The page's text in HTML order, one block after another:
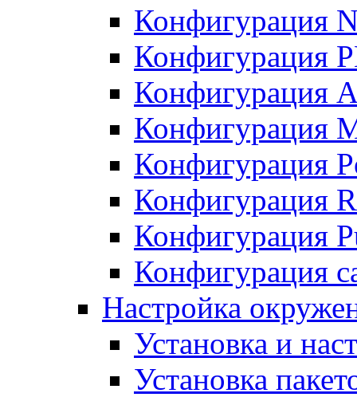
Конфигурация
Конфигурация
Конфигурация
Конфигурация
Конфигурация
Конфигурация
Конфигурация
Конфигурация
Настройка
Установка и
Установка